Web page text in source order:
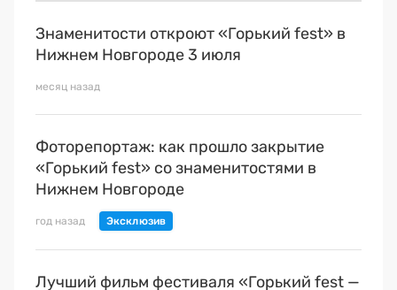
Знаменитости откроют «Горький fest» в
Нижнем Новгороде 3 июля
месяц назад
Фоторепортаж: как прошло закрытие
«Горький fest» со знаменитостями в
Нижнем Новгороде
год назад
Лучший фильм фестиваля «Горький fest —